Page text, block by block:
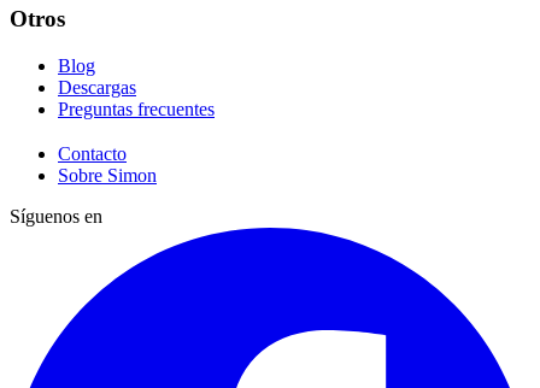
Otros
Blog
Descargas
Preguntas frecuentes
Contacto
Sobre Simon
Síguenos en